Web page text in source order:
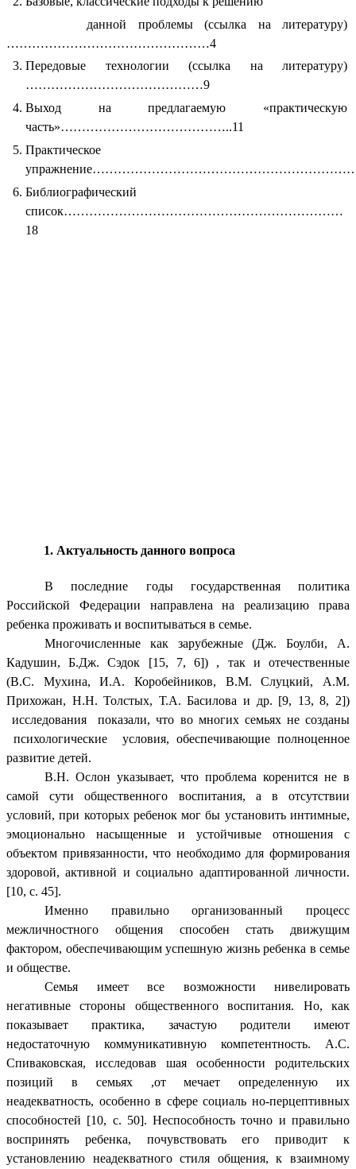
данной проблемы (ссылка на литературу)
…………………………………………4
Передовые технологии (ссылка на литературу)
……………………………………9
Выход на предлагаемую «практическую
часть»…………………………………..11
Практическое
Библиографический
список…………………………………………………………
18
1. Актуальность данного вопроса
В последние годы государственная политика
Российской Федерации направлена на реализацию права
ребенка проживать и воспитываться в семье.
Многочисленные как зарубежные (Дж. Боулби, А.
Кадушин, Б.Дж. Сэдок [15, 7, 6]) , так и отечественные
(В.С. Мухина, И.А. Коробейников, В.М. Слуцкий, А.М.
Прихожан, Н.Н. Толстых, Т.А. Басилова и др. [9, 13, 8, 2])
исследования показали, что во многих семьях не созданы
психологические условия, обеспечивающие полноценное
развитие детей.
В.Н. Ослон указывает, что проблема коренится не в
самой сути общественного воспитания, а в отсутствии
условий, при которых ребенок мог бы установить интимные,
эмоционально насыщенные и устойчивые отношения с
объектом привязанности, что необходимо для формирования
здоровой, активной и социально адаптированной личности.
[10, с. 45].
Именно правильно организованный процесс
межличностного общения способен стать движущим
фактором, обеспечивающим успешную жизнь ребенка в семье
и обществе.
Семья имеет все возможности нивелировать
негативные стороны общественного воспитания. Но, как
показывает практика, зачастую родители имеют
недостаточную коммуникативную компетентность. А.С.
Спиваковская, исследовав шая особенности родительских
позиций в семьях ,от мечает определенную их
неадекватность, особенно в сфересоциаль но-перцептивных
способностей [10, с. 50]. Неспособность точно и правильно
воспринять ребенка, почувствовать его приводит к
установлению неадекватного стиля общения, к взаимному